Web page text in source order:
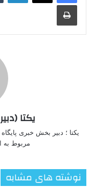
چاپ
یکتا
یکتا ؛ دبیر بخش خبری
مربوط
نوشته های مشابه